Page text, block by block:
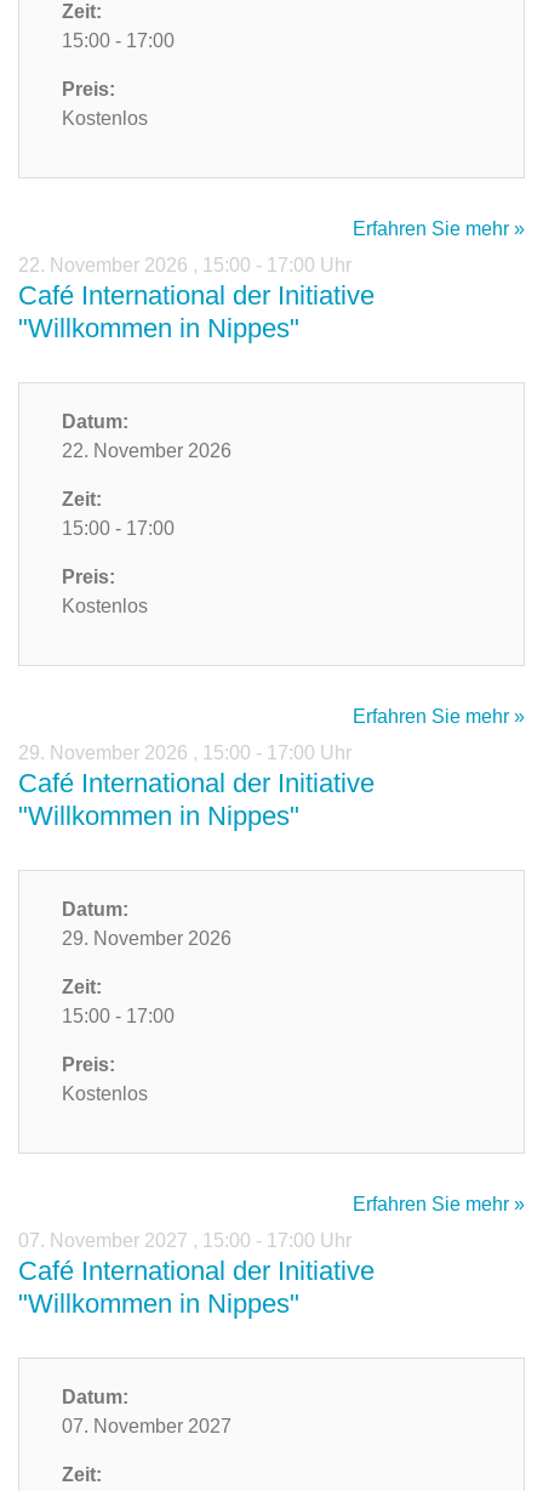
Zeit:
15:00 - 17:00
Preis:
Kostenlos
Erfahren Sie mehr »
22. November 2026 , 15:00 - 17:00 Uhr
Café International der Initiative
"Willkommen in Nippes"
Datum:
22. November 2026
Zeit:
15:00 - 17:00
Preis:
Kostenlos
Erfahren Sie mehr »
29. November 2026 , 15:00 - 17:00 Uhr
Café International der Initiative
"Willkommen in Nippes"
Datum:
29. November 2026
Zeit:
15:00 - 17:00
Preis:
Kostenlos
Erfahren Sie mehr »
07. November 2027 , 15:00 - 17:00 Uhr
Café International der Initiative
"Willkommen in Nippes"
Datum:
07. November 2027
Zeit: